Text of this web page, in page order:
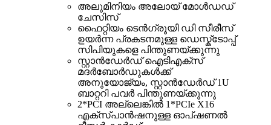
അലുമിനിയം അലോയ് മോൾഡഡ്
ചേസിസ്
ഫൈറ്റിയം ടെൻഗ്രൂയി ഡി സീരീസ്
ഉയർന്ന പ്രകടനമുള്ള ഡെസ്ക്ടോപ്പ്
സിപിയുകളെ പിന്തുണയ്ക്കുന്നു
സ്റ്റാൻഡേർഡ് ഐടിഎക്സ്
മദർബോർഡുകൾക്ക്
അനുയോജ്യം, സ്റ്റാൻഡേർഡ് 1U
ബാറ്ററി പവർ പിന്തുണയ്ക്കുന്നു
2*PCI അല്ലെങ്കിൽ 1*PCIe X16
എക്സ്പാൻഷനുള്ള ഓപ്ഷണൽ